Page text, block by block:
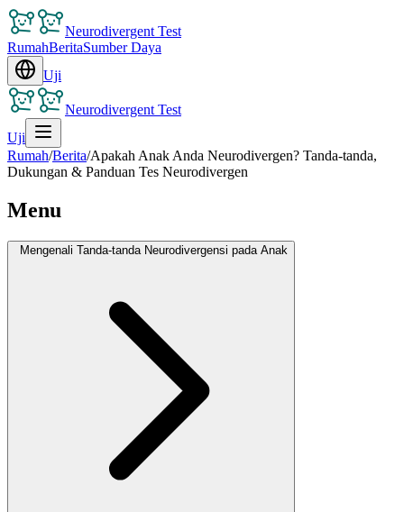
Neurodivergent Test
RumahBeritaSumber Daya
Uji
Neurodivergent Test
Uji
Rumah/Berita/Apakah Anak Anda Neurodivergen? Tanda-tanda,
Dukungan & Panduan Tes Neurodivergen
Menu
Mengenali Tanda-tanda Neurodivergensi pada Anak